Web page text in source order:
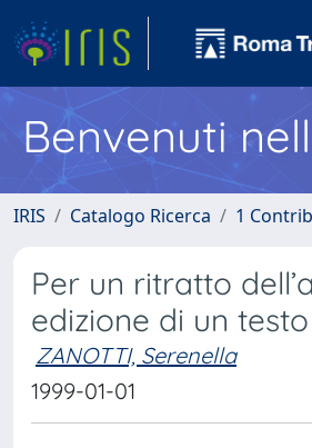
Benvenuti
IRIS Catalogo Ricerca 1
Per un ritratto
edizione di un testo
ZANOTTI, Serenella
1999-01-01